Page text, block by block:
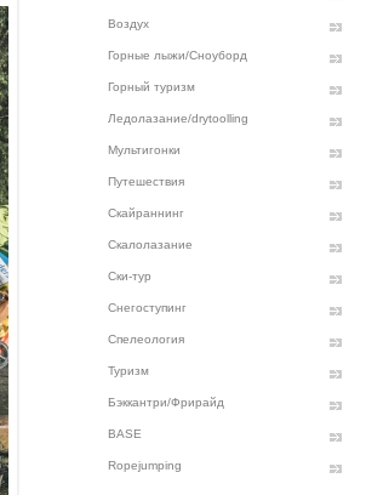
Воздух
Горные лыжи/Сноуборд
Горный туризм
Ледолазание/drytoolling
Мультигонки
Путешествия
Скайраннинг
Скалолазание
Ски-тур
Снегоступинг
Спелеология
Туризм
Бэккантри/Фрирайд
BASE
Ropejumping